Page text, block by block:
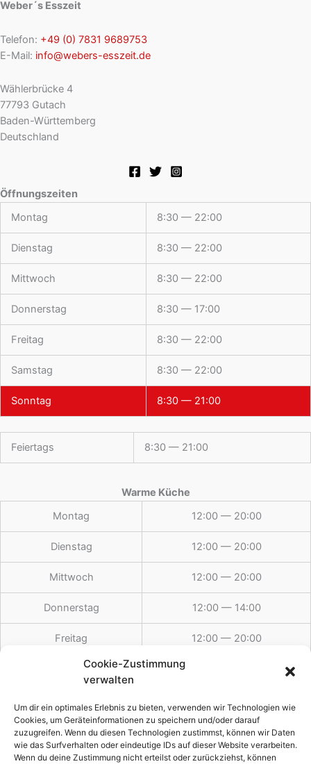
Cookie-Zustimmung
verwalten
Um dir ein optimales Erlebnis zu bieten, verwenden wir Technologien wie
Cookies, um Geräteinformationen zu speichern und/oder darauf
zuzugreifen. Wenn du diesen Technologien zustimmst, können wir Daten
wie das Surfverhalten oder eindeutige IDs auf dieser Website verarbeiten.
Wenn du deine Zustimmung nicht erteilst oder zurückziehst, können
Weber´s Esszeit
Telefon: +49 (0) 7831 9689753
E-Mail: info@webers-esszeit.de
Wählerbrücke 4
77793 Gutach
Baden-Württemberg
Deutschland
Öffnungszeiten
Montag
8:30 — 22:00
Dienstag 8:30 — 22:00
Mittwoch 8:30 — 22:00
Donnerstag 8:30 — 17:00
Freitag 8:30 — 22:00
Samstag 8:30 — 22:00
Sonntag 8:30 — 21:00
Feiertags 8:30 — 21:00
Warme Küche
Montag
12:00 — 20:00
Dienstag 12:00 — 20:00
Mittwoch 12:00 — 20:00
Donnerstag 12:00 — 14:00
Freitag 12:00 — 20:00
Samstag
Feiertags 12:00 — 19:30